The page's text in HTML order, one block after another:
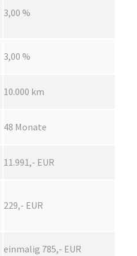
3,00 %
3,00 %
10.000 km
48 Monate
11.991,- EUR
229,- EUR
einmalig 785,- EUR